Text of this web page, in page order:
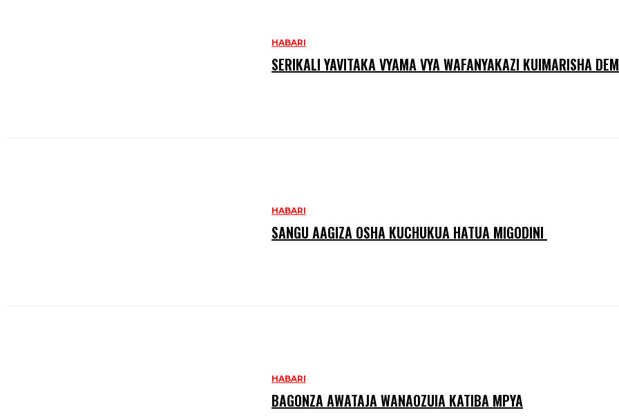
HABARI
SERIKALI YAVITAKA VYAMA VYA WAFANYAKAZI KUIMARISHA
HABARI
SANGU AAGIZA OSHA KUCHUKUA HATUA MIGODINI ‎
HABARI
BAGONZA AWATAJA WANAOZUIA KATIBA MPYA